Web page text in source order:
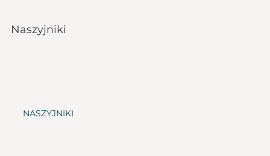
Naszyjniki
NASZYJNIKI